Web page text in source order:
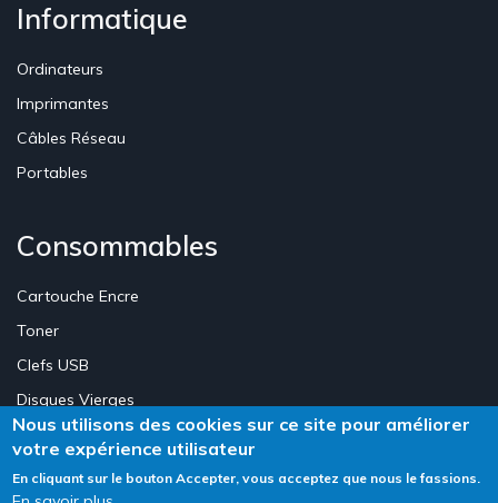
Informatique
Ordinateurs
Imprimantes
Câbles Réseau
Portables
Consommables
Cartouche Encre
Toner
Clefs USB
Disques Vierges
Création Site E-commerce Luxembourg - Neweb Creations
Nous utilisons des cookies sur ce site pour améliorer
votre expérience utilisateur
En cliquant sur le bouton Accepter, vous acceptez que nous le fassions.